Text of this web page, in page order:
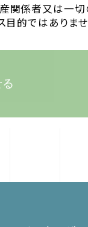
関係者又は一切
目的ではありませ